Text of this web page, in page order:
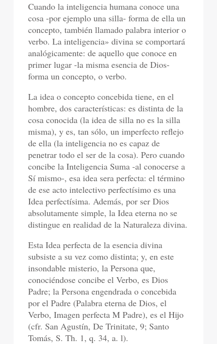
Cuando la inteligencia humana conoce una
cosa -por ejemplo una silla- forma de ella un
concepto, también llamado palabra interior o
verbo. La inteligencia» divina se comportará
analógicamente: de aquello que conoce en
primer lugar -la misma esencia de Dios-
forma un concepto, o verbo.
La idea o concepto concebida tiene, en el
hombre, dos características: es distinta de la
cosa conocida (la idea de silla no es la silla
misma), y es, tan sólo, un imperfecto reflejo
de ella (la inteligencia no es capaz de
penetrar todo el ser de la cosa). Pero cuando
concibe la Inteligencia Suma -al conocerse a
Sí mismo-, esa idea sera perfecta: el término
de ese acto intelectivo perfectísimo es una
Idea perfectísima. Además, por ser Dios
absolutamente simple, la Idea eterna no se
distingue en realidad de la Naturaleza divina.
Esta Idea perfecta de la esencia divina
subsiste a su vez como distinta; y, en este
insondable misterio, la Persona que,
conociéndose concibe el Verbo, es Dios
Padre; la Persona engendrada o concebida
por el Padre (Palabra eterna de Dios, el
Verbo, Imagen perfecta M Padre), es el Hijo
(cfr. San Agustín, De Trinitate, 9; Santo
Tomás, S. Th. 1, q. 34, a. l).